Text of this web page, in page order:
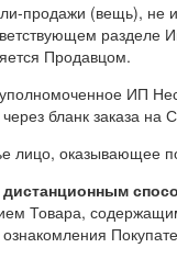
продажи (вещь), не
разделе
Продавцом.
ИП
бланк заказа на
лицо, оказывающее
Товара,
ознакомления